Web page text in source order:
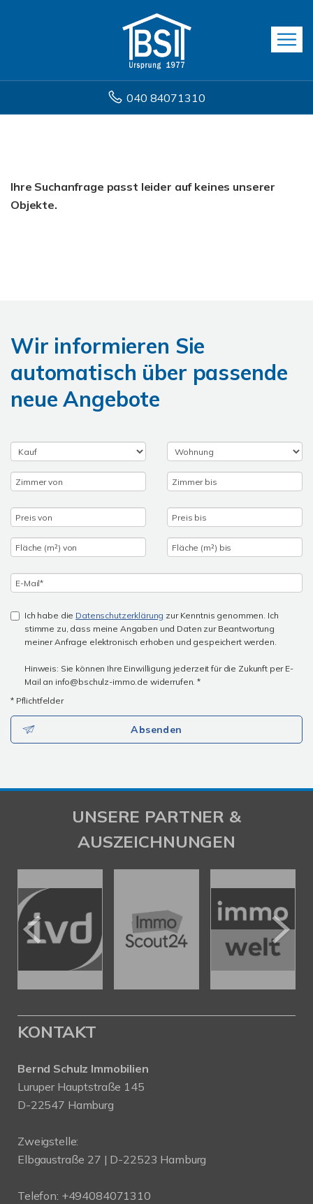
040 84071310
Ihre Suchanfrage passt leider auf keines unserer
Objekte.
Wir informieren Sie
automatisch über passende
neue Angebote
Ich habe die Datenschutzerklärung zur Kenntnis genommen. Ich
stimme zu, dass meine Angaben und Daten zur Beantwortung
meiner Anfrage elektronisch erhoben und gespeichert werden.
Hinweis: Sie können Ihre Einwilligung jederzeit für die Zukunft per E-
Mail an info@bschulz-immo.de widerrufen. *
* Pflichtfelder
Absenden
UNSERE PARTNER &
AUSZEICHNUNGEN
KONTAKT
Bernd Schulz Immobilien
Luruper Hauptstraße 145
D-22547 Hamburg
Zweigstelle:
Elbgaustraße 27 | D-22523 Hamburg
Telefon: +494084071310